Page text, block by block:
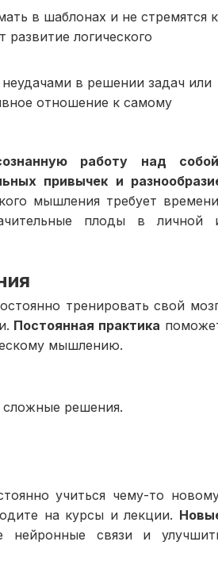
в шаблонах и не стремятся к
логического
в решении задач или
отношение к самому
работу над
привычек и
мышления требует
плоды в личной
тренировать свой
Постоянная практика
мышлению.
сложные решения.
учиться чему-то
на курсы и лекции.
нейронные связи и